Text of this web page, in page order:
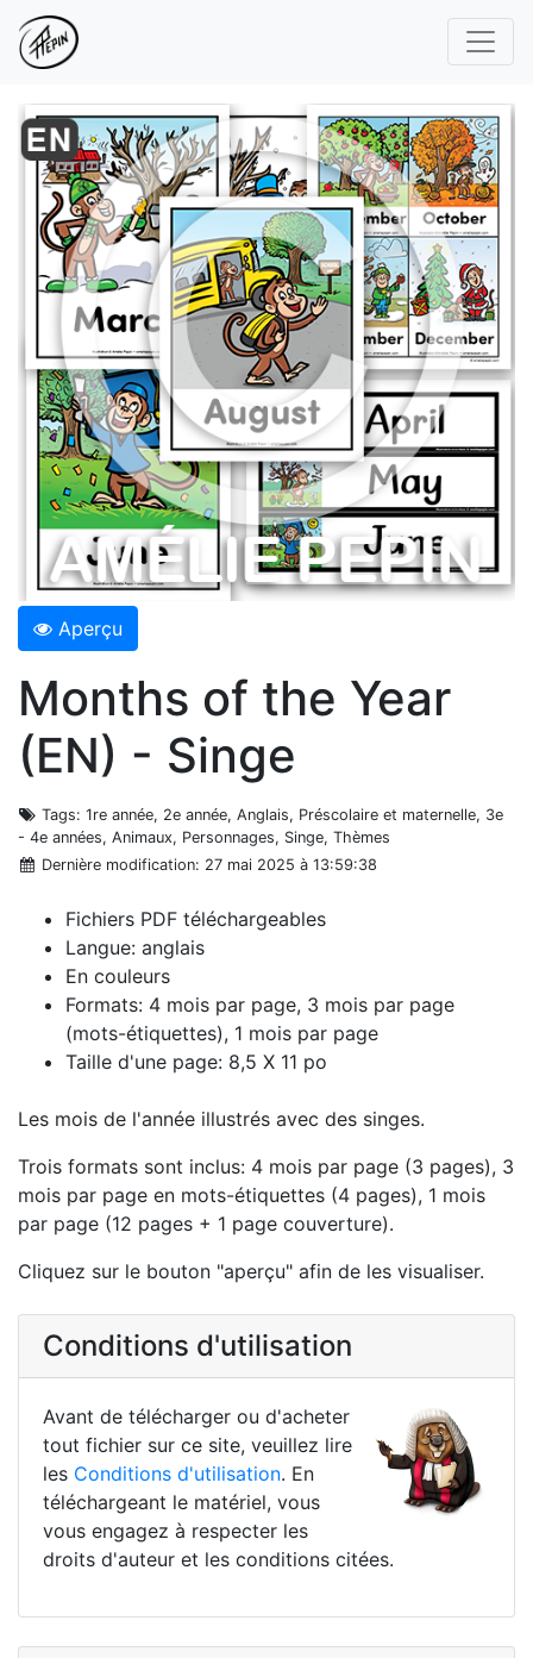
Aperçu
Months of the Year
(EN) - Singe
Tags: 1re année, 2e année, Anglais, Préscolaire et maternelle, 3e
- 4e années, Animaux, Personnages, Singe, Thèmes
Dernière modification: 27 mai 2025 à 13:59:38
Fichiers PDF téléchargeables
Langue: anglais
En couleurs
Formats: 4 mois par page, 3 mois par page
(mots-étiquettes), 1 mois par page
Taille d'une page: 8,5 X 11 po
Les mois de l'année illustrés avec des singes.
Trois formats sont inclus: 4 mois par page (3 pages), 3
mois par page en mots-étiquettes (4 pages), 1 mois
par page (12 pages + 1 page couverture).
Cliquez sur le bouton "aperçu" afin de les visualiser.
Conditions d'utilisation
Avant de télécharger ou d'acheter
tout fichier sur ce site, veuillez lire
les Conditions d'utilisation. En
téléchargeant le matériel, vous
vous engagez à respecter les
droits d'auteur et les conditions citées.